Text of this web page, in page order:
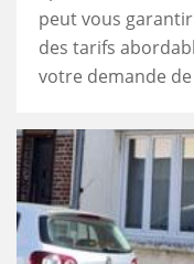
peut vous
des tarifs
votre demande